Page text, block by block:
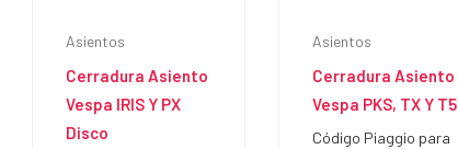
Asientos
Cerradura Asiento
Vespa IRIS Y PX
Disco
Asientos
Cerradura Asiento
Vespa PKS, TX Y T5
Código Piaggio para